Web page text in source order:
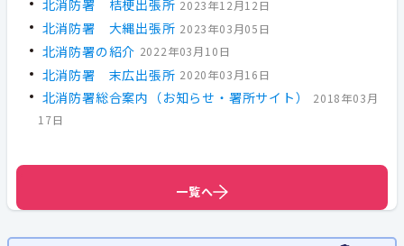
北消防署 桔梗出張所 2023年12月12日
北消防署 大縄出張所 2023年03月05日
北消防署の紹介 2022年03月10日
北消防署 末広出張所 2020年03月16日
北消防署総合案内（お知らせ・署所サイト）
2018年03月
17日
一覧へ
一覧へ